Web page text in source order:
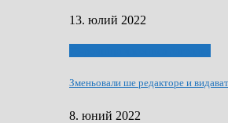
13. юлий 2022
Зменьовали ше редакторе и
8. юний 2022